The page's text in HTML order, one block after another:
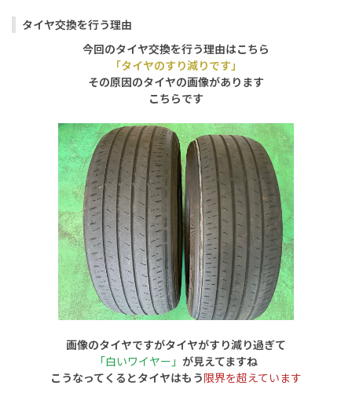
タイヤ交換を行う理由
今回のタイヤ交換を行う理由はこちら
「タイヤのすり減りです」
その原因のタイヤの画像があります
こちらです
画像のタイヤですがタイヤがすり減り過ぎて
「白いワイヤー」 が見えてますね
こうなってくるとタイヤはもう限界を超えています